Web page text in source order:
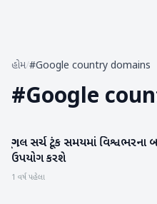
હોમ/#Google country domains
#Google
ગેજેટ
ગૂગલ સર્ચ ટૂંક સમયમાં વિશ્વભરના
ઉપયોગ કરશે
1 વર્ષ પહેલા